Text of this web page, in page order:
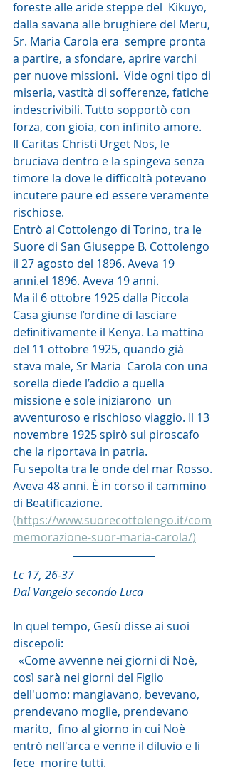
foreste alle aride steppe del  Kikuyo,
dalla savana alle brughiere del Meru,
Sr. Maria Carola era  sempre pronta
a partire, a sfondare, aprire varchi
per nuove missioni.  Vide ogni tipo di
miseria, vastità di sofferenze, fatiche
indescrivibili. Tutto sopportò con
forza, con gioia, con infinito amore.
Il Caritas Christi Urget Nos, le
bruciava dentro e la spingeva senza
timore la dove le difficoltà potevano
incutere paure ed essere veramente
rischiose.
Entrò al Cottolengo di Torino, tra le
Suore di San Giuseppe B. Cottolengo
il 27 agosto del 1896. Aveva 19
anni.el 1896. Aveva 19 anni.
Ma il 6 ottobre 1925 dalla Piccola
Casa giunse l’ordine di lasciare
definitivamente il Kenya. La mattina
del 11 ottobre 1925, quando già
stava male, Sr Maria  Carola con una
sorella diede l’addio a quella
missione e sole iniziarono  un
avventuroso e rischioso viaggio. Il 13
novembre 1925 spirò sul piroscafo
che la riportava in patria.
Fu sepolta tra le onde del mar Rosso.
Aveva 48 anni. È in corso il cammino
di Beatificazione.
(https://www.suorecottolengo.it/com
memorazione-suor-maria-carola/)
Lc 17, 26-37
Dal Vangelo secondo Luca
In quel tempo, Gesù disse ai suoi
discepoli:
così sarà nei giorni del Figlio
dell'uomo: mangiavano, bevevano,
prendevano moglie, prendevano
marito,  fino al giorno in cui Noè
entrò nell'arca e venne il diluvio e li
fece  morire tutti.